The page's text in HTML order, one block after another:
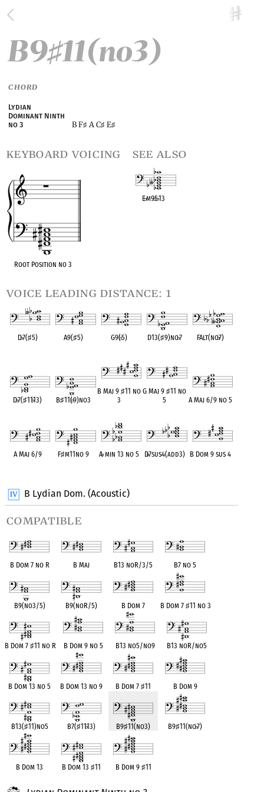
B Lydian Dom. (Acoustic)
compatible
B Dom 7 no R B Maj B13 noR/3/5 B7 no 5
B9(no3/5) B9(noR/5) B Dom 7 B Dom 7♯11 no 3
B Dom 7 ♯11 no R B Dom 9 no 5 B13 no5/no9 B13 noR/no5
B Dom 13 no 5 B Dom 13 no 9 B Dom 7♯11 B Dom 9
B13(♯11)no5 B7(♯11♭13) B9♯11(no3) B9♯11(no♭7)
B Dom 13 B Dom 13♯11 B Dom 9 ♯11
B9♯11(no3)
CHORD
Lydian
Dominant Ninth
no 3
B F♯ A C♯ E♯
keyboard voicing
Root Position no 3
see also
E♭m9♭5♭13
voice leading distance: 1
D♭7(♯5) A9(♯5) G9(♭5) D13(♯9)no♭7 FAlt(no♭7)
D♭7(♯11♭13) B♯11(♭9)no3
B Maj 9 ♯11 no
3
G Maj 9♯11 no
5
A Maj 6/9 no 5
A Maj 6/9 F♯m11no 9 A♭min 13 no 5 D♭7sus4(add3) B Dom 9 sus 4